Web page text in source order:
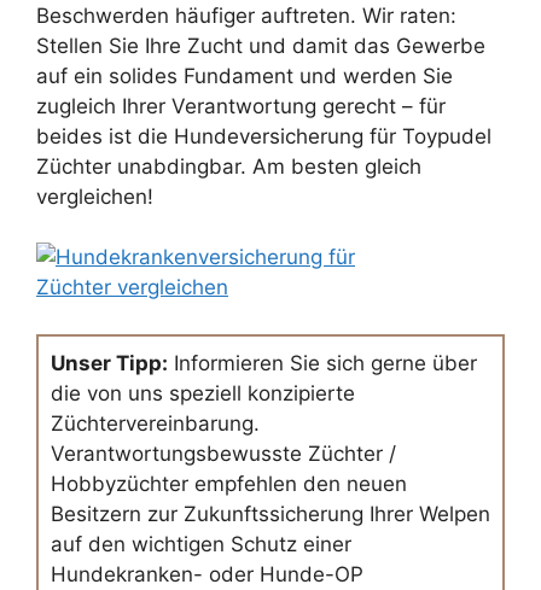
Beschwerden häufiger auftreten. Wir raten:
Stellen Sie Ihre Zucht und damit das Gewerbe
auf ein solides Fundament und werden Sie
zugleich Ihrer Verantwortung gerecht – für
beides ist die Hundeversicherung für Toypudel
Züchter unabdingbar. Am besten gleich
vergleichen!
Unser Tipp: Informieren Sie sich gerne über
die von uns speziell konzipierte
Züchtervereinbarung.
Verantwortungsbewusste Züchter /
Hobbyzüchter empfehlen den neuen
Besitzern zur Zukunftssicherung Ihrer Welpen
auf den wichtigen Schutz einer
Hundekranken- oder Hunde-OP